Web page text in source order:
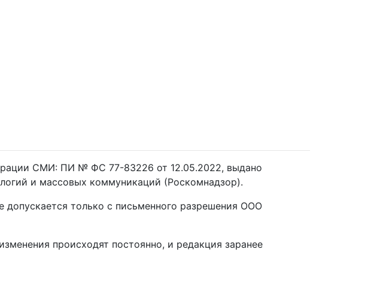
СМИ: ПИ № ФС 77-83226 от 12.05.2022, выдано
и массовых коммуникаций (Роскомнадзор).
только с письменного разрешения ООО
происходят постоянно, и редакция заранее